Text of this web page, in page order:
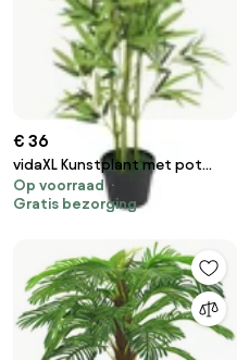
€ 36
vidaXL Kunstplant met pot
bamboe 120 cm groen
Op voorraad
Gratis bezorging